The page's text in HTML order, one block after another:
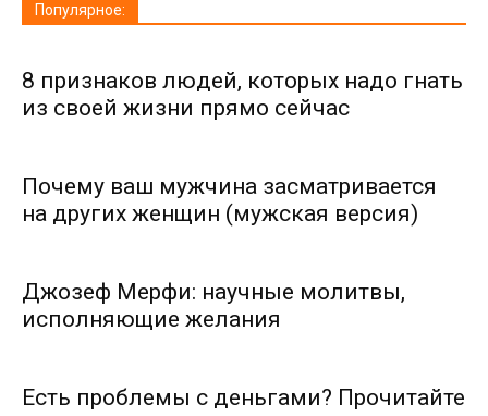
Популярное:
8 признаков людей, которых надо гнать
из своей жизни прямо сейчас
Почему ваш мужчина засматривается
на других женщин (мужская версия)
Джозеф Мерфи: научные молитвы,
исполняющие желания
Есть проблемы с деньгами? Прочитайте